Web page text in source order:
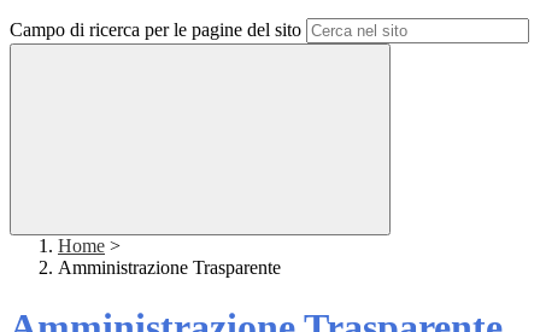
Campo di ricerca per le pagine del sito
Home >
Amministrazione Trasparente